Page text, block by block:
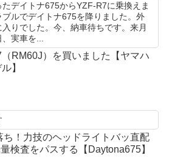
デイトナ675からYZF-R7に乗換えま
ルでデイトナ675を降りました。外
りでした。今、納車待ちです。来月
実車を...
RM60J）を買いました【ヤマハ
】
ち！力技のヘッドライトバッ直配
検査をパスする【Daytona675】